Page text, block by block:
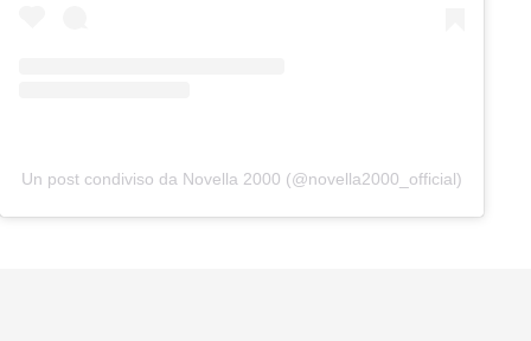
Un post condiviso da Novella 2000 (@novella2000_official)